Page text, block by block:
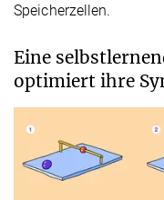
Speicherzellen.
Eine
optimiert ihre